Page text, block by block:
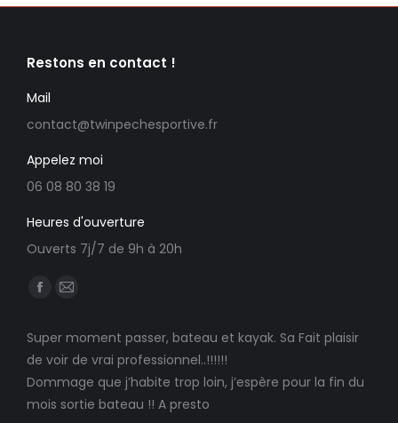
Restons en contact !
Mail
contact@twinpechesportive.fr
Appelez moi
06 08 80 38 19
Heures d'ouverture
Ouverts 7j/7 de 9h à 20h
Trouvez nous sur :
Facebook
opens
in
new
window
E-
page
opens
in
new
Super moment passer, bateau et kayak. Sa Fait plaisir
de voir de vrai professionnel..!!!!!!
Dommage que j’habite trop loin, j’espère pour la fin du
mois sortie bateau !! A presto